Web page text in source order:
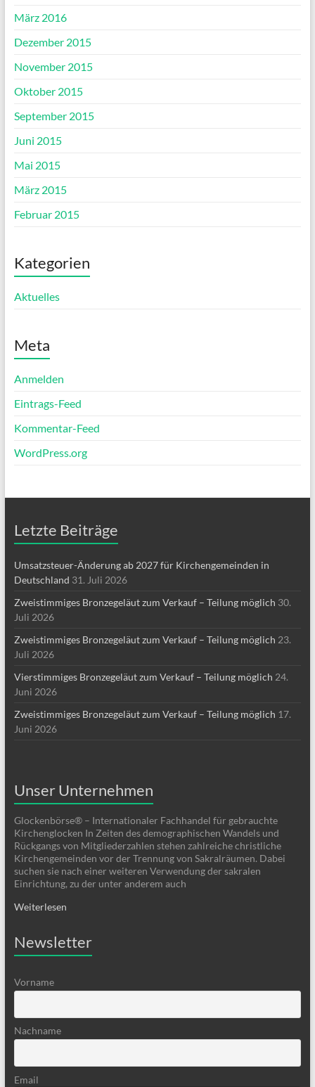
März 2016
Dezember 2015
November 2015
Oktober 2015
September 2015
Juni 2015
Mai 2015
März 2015
Februar 2015
Kategorien
Aktuelles
Meta
Anmelden
Eintrags-Feed
Kommentar-Feed
WordPress.org
Letzte Beiträge
Umsatzsteuer-Änderung ab 2027 für Kirchengemeinden in
Deutschland 31. Juli 2026
Zweistimmiges Bronzegeläut zum Verkauf – Teilung möglich 30.
Juli 2026
Zweistimmiges Bronzegeläut zum Verkauf – Teilung möglich 23.
Juli 2026
Vierstimmiges Bronzegeläut zum Verkauf – Teilung möglich 24.
Juni 2026
Zweistimmiges Bronzegeläut zum Verkauf – Teilung möglich 17.
Juni 2026
Unser Unternehmen
Glockenbörse® – Internationaler Fachhandel für gebrauchte
Kirchenglocken In Zeiten des demographischen Wandels und
Rückgangs von Mitgliederzahlen stehen zahlreiche christliche
Kirchengemeinden vor der Trennung von Sakralräumen. Dabei
suchen sie nach einer weiteren Verwendung der sakralen
Einrichtung, zu der unter anderem auch
Weiterlesen
Newsletter
Vorname
Nachname
Email